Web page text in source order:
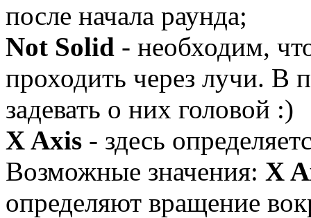
после начала раунда;
Not Solid - необходим,
проходить через лучи. В
задевать о них головой :)
X Axis - здесь
Возможные значения: X
определяют вращение